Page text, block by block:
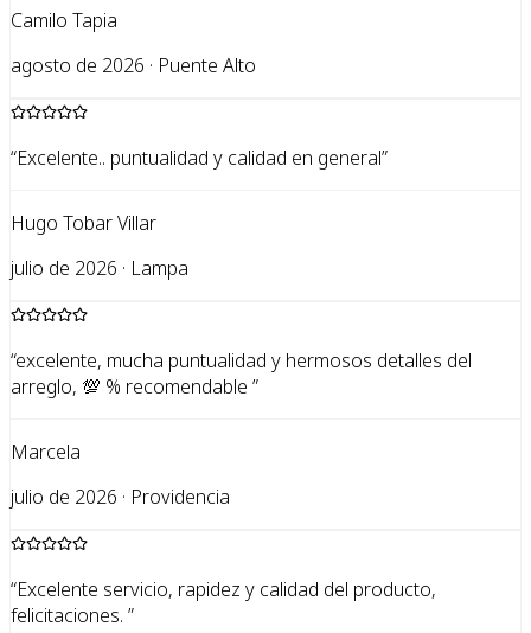
Camilo Tapia
agosto de 2026 · Puente Alto
“Excelente.. puntualidad y calidad en general”
Hugo Tobar Villar
julio de 2026 · Lampa
“excelente, mucha puntualidad y hermosos detalles del
arreglo, 💯 % recomendable ”
Marcela
julio de 2026 · Providencia
“Excelente servicio, rapidez y calidad del producto,
felicitaciones. ”